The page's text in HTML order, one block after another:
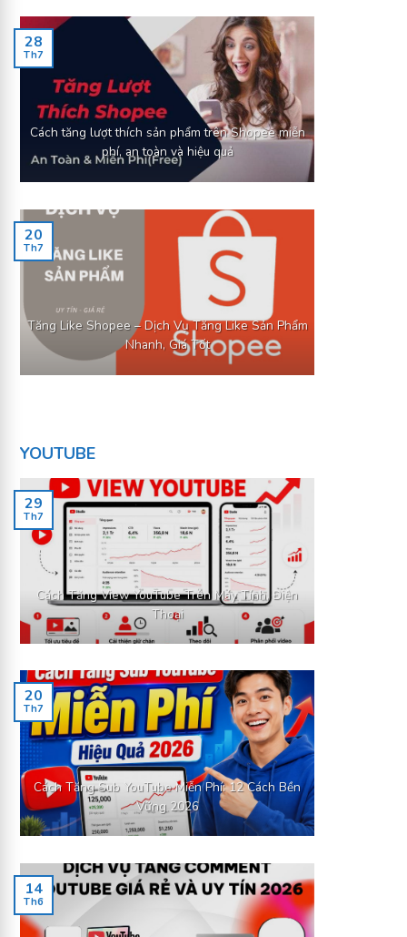
Cách tăng lượt thích sản phẩm trên Shopee miễn
phí, an toàn và hiệu quả
28
Th7
Tăng Like Shopee – Dịch Vụ Tăng Like Sản Phẩm
Nhanh, Giá Tốt
20
Th7
YOUTUBE
Cách Tăng View YouTube Trên Máy Tính, Điện
Thoại
29
Th7
Cách Tăng Sub YouTube Miễn Phí: 12 Cách Bền
Vững 2026
20
Th7
14
Th6